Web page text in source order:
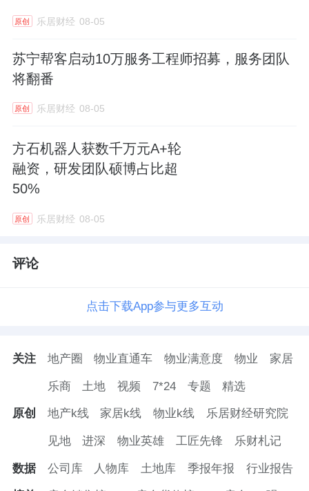
原创 乐居财经 08-05
苏宁帮客启动10万服务工程师招募，服务团队
将翻番
原创 乐居财经 08-05
方石机器人获数千万元A+轮
融资，研发团队硕博占比超
50%
原创 乐居财经 08-05
评论
点击下载App参与更多互动
关注 地产圈 物业直通车 物业满意度 物业 家居
乐商 土地 视频 7*24 专题 精选
原创 地产k线 家居k线 物业k线 乐居财经研究院
见地 进深 物业英雄 工匠先锋 乐财札记
数据 公司库 人物库 土地库 季报年报 行业报告